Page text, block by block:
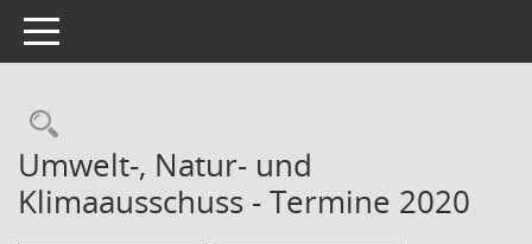
Toggle navigation
Rechercheauswahl
Umwelt-, Natur- und
Klimaausschuss - Termine 2020